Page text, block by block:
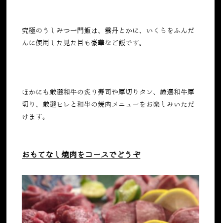
究極のうしみつ一門飯は、雲丹とかに、いくらをふんだ
んに使用した見た目も豪華なご飯です。
ほかにも厳選和牛の炙り寿司や厚切りタン、厳選和牛厚
切り、厳選ヒレと和牛の焼肉メニューをお楽しみいただ
けます。
おもてなし焼肉をコースでどうぞ